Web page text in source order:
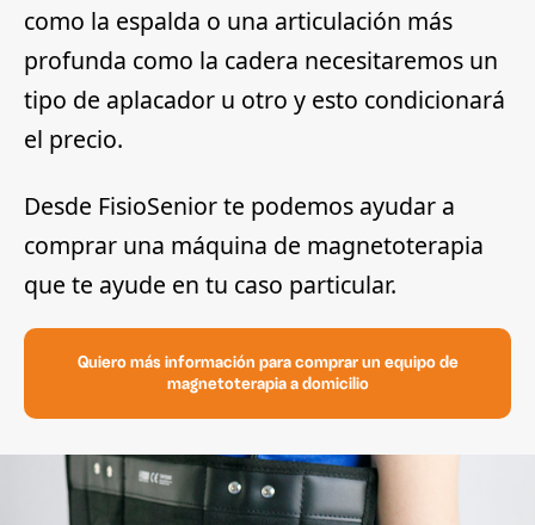
como la espalda o una articulación más
profunda como la cadera necesitaremos un
tipo de aplacador u otro y esto condicionará
el precio.
Desde FisioSenior te podemos ayudar a
comprar una máquina de magnetoterapia
que te ayude en tu caso particular.
Quiero más información para comprar un equipo de
magnetoterapia a domicilio